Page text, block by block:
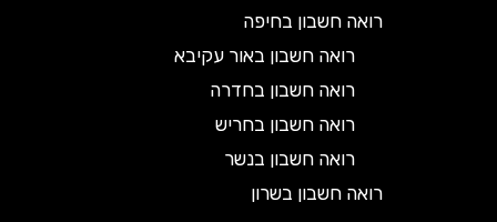
רואה חשבון בחיפה
רואה חשבון באור עקיבא
רואה חשבון בחדרה
רואה חשבון בחריש
רואה חשבון בנשר
רואה חשבון בשרון